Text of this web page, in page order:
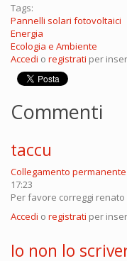
Tags:
Pannelli solari fotovoltaici
Energia
Ecologia e Ambiente
Accedi o registrati per
Commenti
taccu
Collegamento permanente
17:23
Per favore correggi
Accedi o registrati per
Io non lo